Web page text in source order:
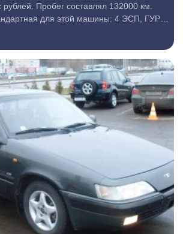
Пробег составлял 132000 км.
для этой машины: 4 ЭСП, ГУР,
с подогревом. До неё был
что...